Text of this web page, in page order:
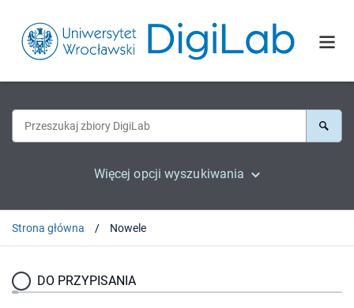
Więcej opcji wyszukiwania
Strona główna Nowele
DO PRZYPISANIA